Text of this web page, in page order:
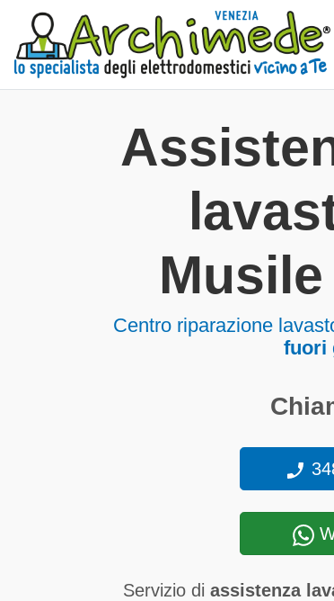
Centro riparazione
fuori
Servizio di assistenza